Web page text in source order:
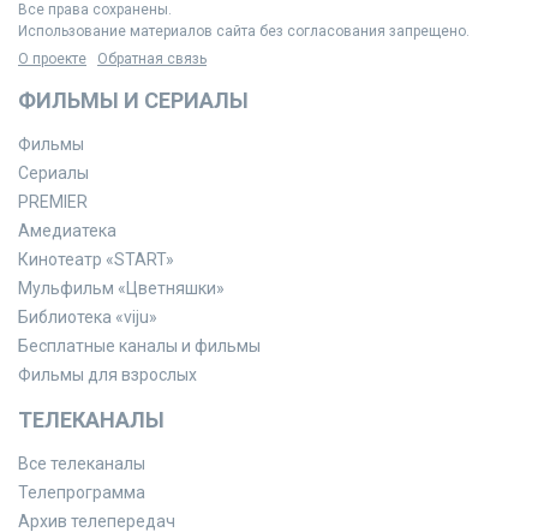
Все права сохранены.
Использование материалов сайта без согласования запрещено.
О проекте
Обратная связь
ФИЛЬМЫ И СЕРИАЛЫ
Фильмы
Сериалы
PREMIER
Амедиатека
Кинотеатр «START»
Мульфильм «Цветняшки»
Библиотека «viju»
Бесплатные каналы и фильмы
Фильмы для взрослых
ТЕЛЕКАНАЛЫ
Все телеканалы
Телепрограмма
Архив телепередач